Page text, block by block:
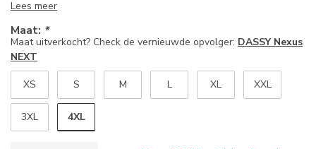
Lees meer
Maat uitverkocht? Check de vernieuwde opvolger: DASSY Nexus
NEXT
Maat: *
XS S M L XL XXL
3XL 4XL